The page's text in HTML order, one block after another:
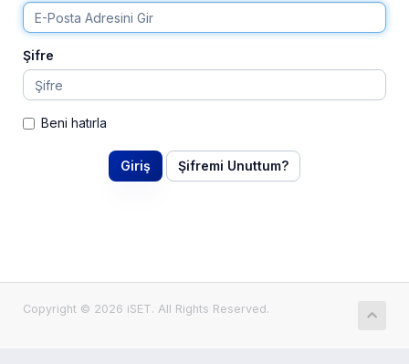
Şifre
Beni hatırla
Şifremi Unuttum?
Copyright © 2026 iSET. All Rights Reserved.